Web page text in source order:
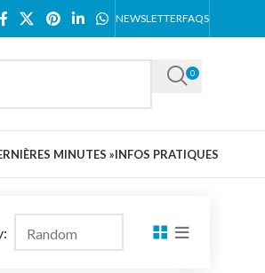
NEWSLETTERFAQS
0
MINUTES »INFOS PRATIQUES